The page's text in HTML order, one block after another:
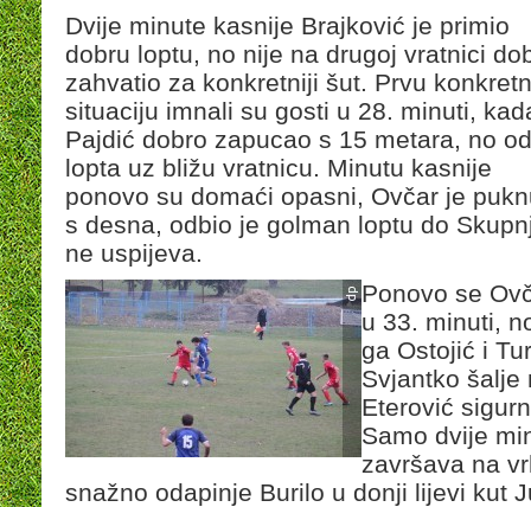
Dvije minute kasnije Brajković je primio
dobru loptu, no nije na drugoj vratnici
zahvatio za konkretniji šut. Prvu
situaciju imnali su gosti u 28. minuti,
Pajdić dobro zapucao s 15 metara, no
lopta uz bližu vratnicu. Minutu kasnije
ponovo su domaći opasni, Ovčar je
s desna, odbio je golman loptu do
ne uspijeva.
Ponovo se
u 33. minuti,
ga Ostojić i
Svjantko šalje
Eterović
Samo dvije
završava na
snažno odapinje Burilo u donji lijevi kut